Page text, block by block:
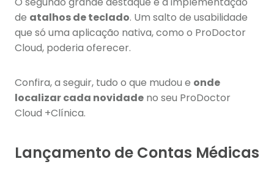
de atalhos de teclado. Um salto de usabilidade
que só uma aplicação nativa, como o ProDoctor
Cloud, poderia oferecer.
Confira, a seguir, tudo o que mudou e onde
localizar cada novidade no seu ProDoctor
Cloud +Clínica.
Lançamento de Contas Médicas